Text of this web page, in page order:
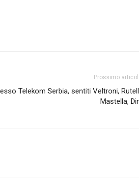
Prossimo
Telekom Serbia, sentiti Veltroni,
Mastella,